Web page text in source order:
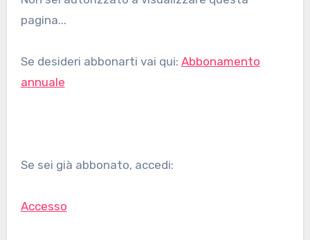
pagina...
Se desideri abbonarti vai qui: Abbonamento
annuale
Se sei già abbonato, accedi:
Accesso